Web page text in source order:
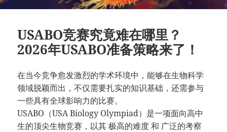
USABO竞赛究竟难在哪里？
2026年USABO准备策略来了！
在当今竞争愈发激烈的学术环境中，能够在生物科学
领域脱颖而出，不仅需要扎实的知识基础，还需参与
一些具有全球影响力的比赛。
USABO（USA Biology Olympiad）是一项面向高中
生的顶尖生物竞赛，以其 极高的难度 和 广泛的考察